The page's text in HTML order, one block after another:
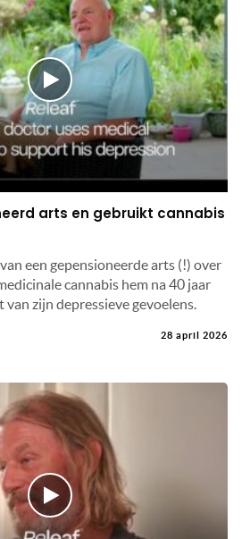
arts en gebruikt cannabis
een gepensioneerde arts (!) over
cannabis hem na 40 jaar
zijn depressieve gevoelens.
28 april 2026